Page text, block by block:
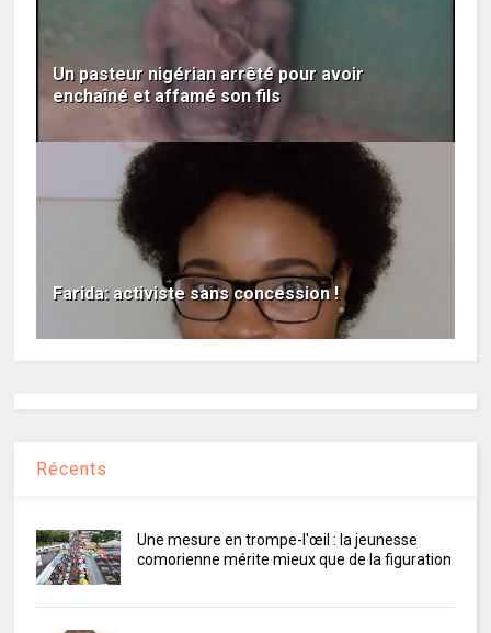
Un pasteur nigérian arrêté pour avoir
enchaîné et affamé son fils
Farida: activiste sans concession !
Récents
Une mesure en trompe-l'œil : la jeunesse
comorienne mérite mieux que de la figuration